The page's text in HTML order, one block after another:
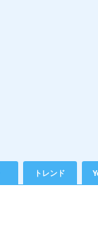
トレンド